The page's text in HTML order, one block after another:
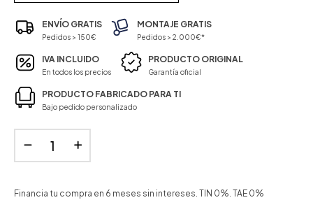
ENVÍO GRATIS
Pedidos > 150€
MONTAJE GRATIS
Pedidos > 2.000€*
IVA INCLUIDO
En todos los precios
PRODUCTO ORIGINAL
Garantía oficial
PRODUCTO FABRICADO PARA TI
Bajo pedido personalizado
Financia tu compra en 6 meses sin intereses. TIN 0%. TAE 0%